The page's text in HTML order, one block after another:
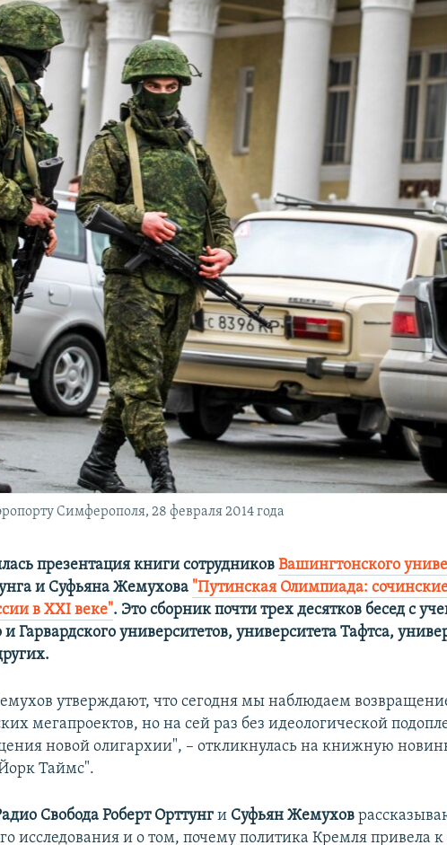
Симферополя, 28 февраля 2014 года
презентация книги сотрудниковВашингтонского
и Суфьяна Жемухова "Путинская Олимпиада:
в XXI веке". Это сборник почти трех десятков бесед с
Гарвардского университетов, университета Тафтса,
утверждают, что сегодня мы наблюдаем
мегапроектов, но на сей раз без идеологической
новой олигархии", – откликнулась на книжную
Таймс".
Свобода Роберт Орттунг и Суфьян Жемухов
исследования и о том, почему политика Кремля привела